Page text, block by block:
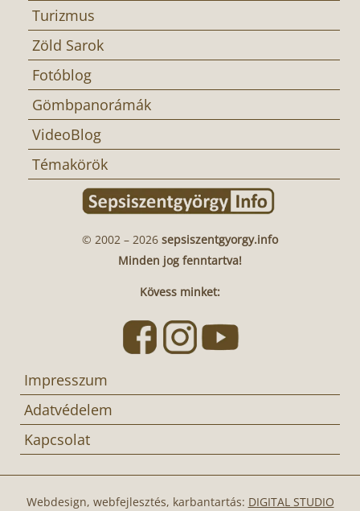
Turizmus
Zöld Sarok
Fotóblog
Gömbpanorámák
VideoBlog
Témakörök
© 2002 – 2026 sepsiszentgyorgy.info
Minden jog fenntartva!
Kövess minket:
Impresszum
Adatvédelem
Kapcsolat
Webdesign, webfejlesztés, karbantartás: DIGITAL STUDIO